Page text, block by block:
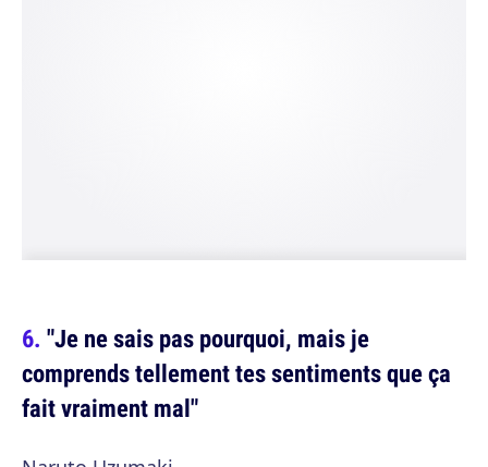
"Je ne sais pas pourquoi, mais je
comprends tellement tes sentiments que ça
fait vraiment mal"